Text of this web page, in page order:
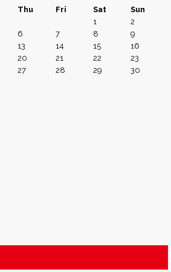
Thu Fri Sat
Sun
1
2
6 7 8
9
13 14 15
16
20 21 22
23
27 28 29
30